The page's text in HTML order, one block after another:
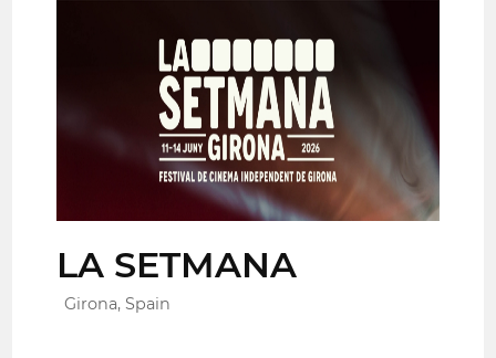
LA SETMANA
Girona, Spain